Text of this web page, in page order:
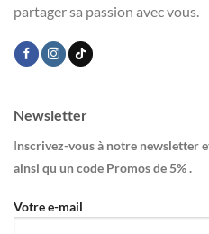
partager sa passion avec vous.
Newsletter
Inscrivez-vous à notre newsletter
ainsi qu un code Promos de 5% .
Votre e-mail